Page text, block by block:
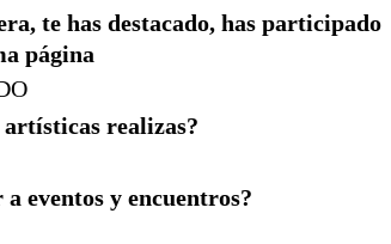
te has destacado, has participado
página
realizas?
eventos y encuentros?